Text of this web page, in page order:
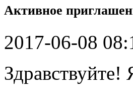
Активное
2017-06-08